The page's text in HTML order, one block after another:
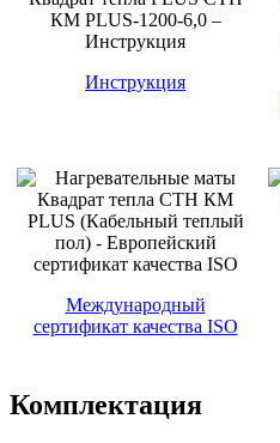
Инструкция
Международный
сертификат качества ISO
Комплектация